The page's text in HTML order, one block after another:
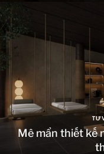
TƯ
Mê mẩn thiết kế